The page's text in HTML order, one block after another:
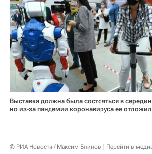
Выставка должна была состояться в
но из-за пандемии коронавируса ее
© РИА Новости / Максим Блинов Перейти в